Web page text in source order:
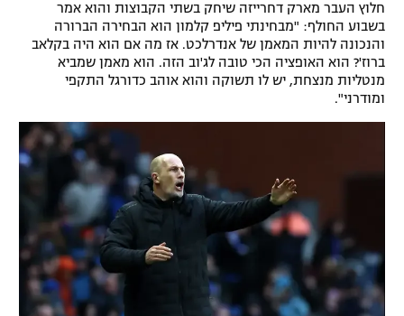
הצטרפות לחבילת הערוצים
לוח דרושים – ג'ובנט
חלוץ העבר מארק דחרייזה שיחק בשתי הקבוצות והוא אמר
בשבוע החולף: "מבחינתי פיליפ קלמון הוא הבחירה הברורה
והנכונה להיות המאמן של אנדרלכט. אז מה אם הוא היה בקלאב
ברוז'? הוא האופציה הכי טובה לג'וב הזה. הוא מאמן שמביא
מנטליות מנצחת, יש לו תשוקה והוא אוהב כדורגל התקפי
ומודרני".